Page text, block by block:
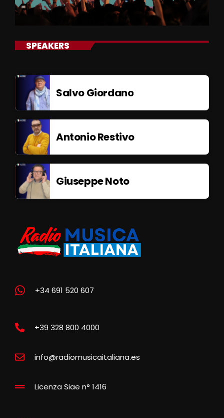
SPEAKERS
Salvo Giordano
Antonio Restivo
Giuseppe Noto
+34 691 520 607
+39 328 800 4000
info@radiomusicaitaliana.es
Licenza Siae n° 1416